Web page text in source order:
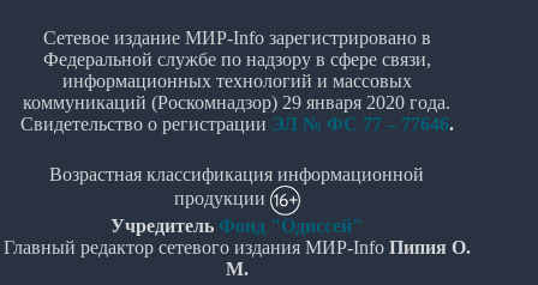
Сетевое издание МИР-Info зарегистрировано в
Федеральной службе по надзору в сфере связи,
информационных технологий и массовых
коммуникаций (Роскомнадзор) 29 января 2020 года.
Свидетельство о регистрации ЭЛ № ФС 77 – 77646.
Возрастная классификация информационной
продукции
Учредитель Фонд "Одиссей"
Главный редактор сетевого издания МИР-Info Пипия О.
М.